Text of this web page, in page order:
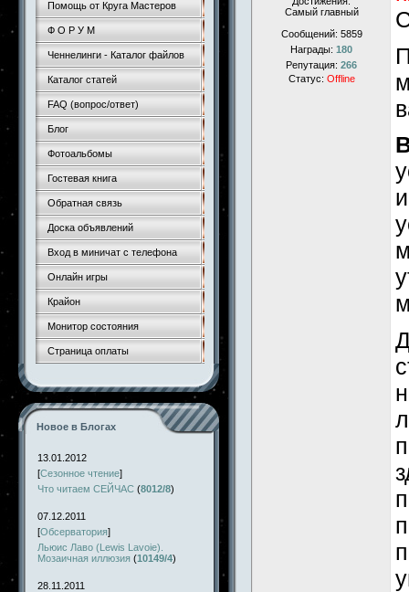
Помощь от Круга Мастеров
Ф О Р У М
Ченнелинги - Каталог файлов
Каталог статей
FAQ (вопрос/ответ)
Блог
Фотоальбомы
Гостевая книга
Обратная связь
Доска объявлений
Вход в миничат с телефона
Онлайн игры
Крайон
Монитор состояния
Страница оплаты
Новое в Блогах
13.01.2012
[Сезонное чтение]
Что читаем СЕЙЧАС (8012/8)
07.12.2011
[Обсерватория]
Льюис Лаво (Lewis Lavoie).
Мозаичная иллюзия (10149/4)
28.11.2011
Самый главный
Сообщений: 5859
Награды: 180
Репутация: 266
Статус: Offline